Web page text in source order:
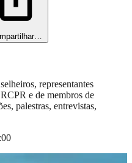
representantes
e de membros de
palestras, entrevistas,